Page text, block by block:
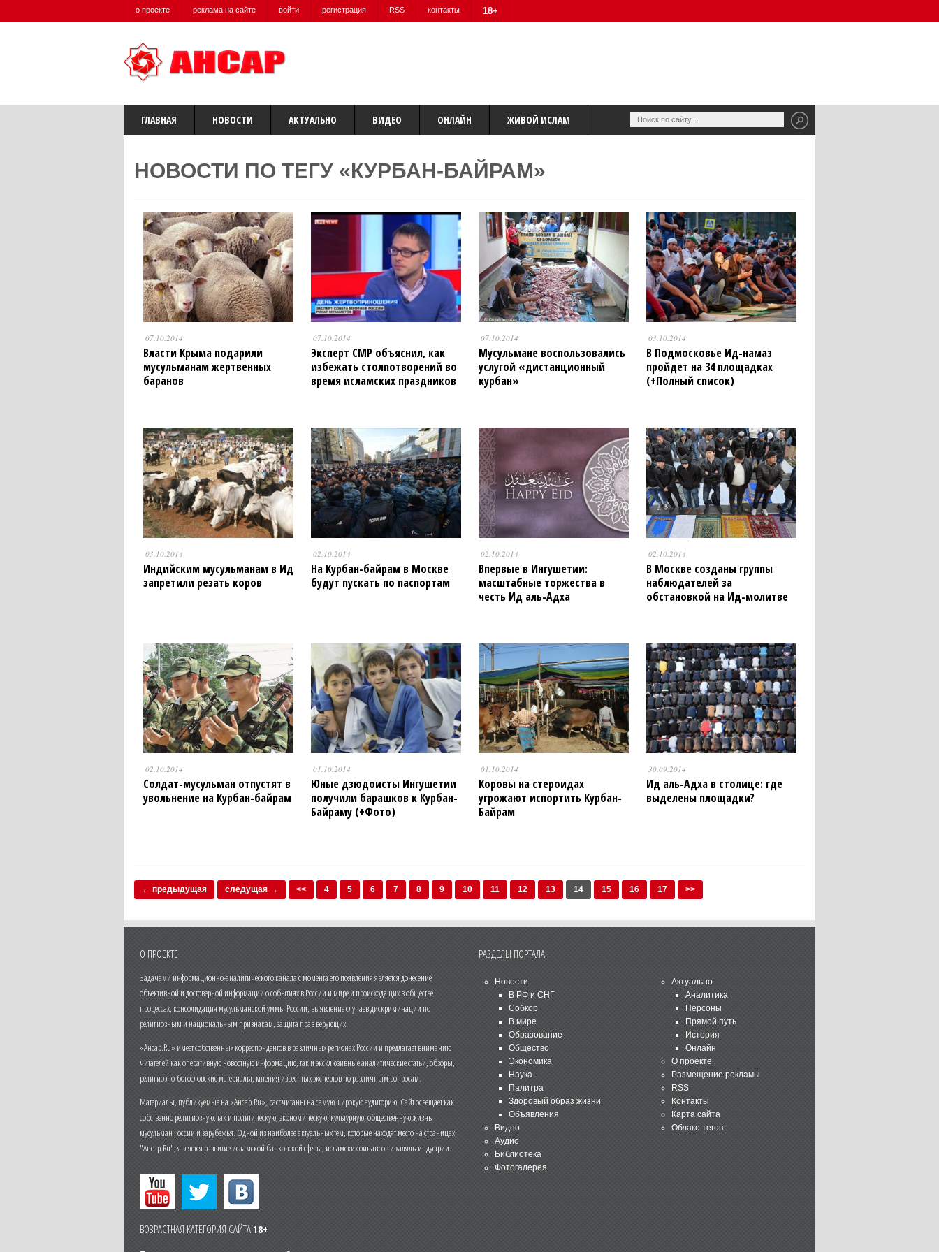
о проекте реклама на сайте войти регистрация RSS контакты 18+
ГЛАВНАЯ НОВОСТИ АКТУАЛЬНО ВИДЕО ОНЛАЙН ЖИВОЙ ИСЛАМ
НОВОСТИ ПО ТЕГУ «КУРБАН-БАЙРАМ»
07.10.2014
Власти Крыма подарили
мусульманам жертвенных
баранов
07.10.2014
Эксперт СМР объяснил, как
избежать столпотворений во
время исламских праздников
07.10.2014
Мусульмане воспользовались
услугой «дистанционный
курбан»
03.10.2014
В Подмосковье Ид-намаз
пройдет на 34 площадках
(+Полный список)
03.10.2014
Индийским мусульманам в Ид
запретили резать коров
02.10.2014
На Курбан-байрам в Москве
будут пускать по паспортам
02.10.2014
Впервые в Ингушетии:
масштабные торжества в
честь Ид аль-Адха
02.10.2014
В Москве созданы группы
наблюдателей за
обстановкой на Ид-молитве
02.10.2014
Солдат-мусульман отпустят в
увольнение на Курбан-байрам
01.10.2014
Юные дзюдоисты Ингушетии
получили барашков к Курбан-
Байраму (+Фото)
01.10.2014
Коровы на стероидах
угрожают испортить Курбан-
Байрам
30.09.2014
Ид аль-Адха в столице: где
выделены площадки?
← предыдущая следущая → << 4 5 6 7 8 9 10 11 12 13 14 15 16 17 >>
О ПРОЕКТЕ
Задачами информационно-аналитического канала с момента его появления является донесение
объективной и достоверной информации о событиях в России и мире и происходящих в обществе
процессах, консолидация мусульманской уммы России, выявление случаев дискриминации по
религиозным и национальным признакам, защита прав верующих.
«Ансар.Ru» имеет собственных корреспондентов в различных регионах России и предлагает вниманию
читателей как оперативную новостную информацию, так и эксклюзивные аналитические статьи, обзоры,
религиозно-богословские материалы, мнения известных экспертов по различным вопросам.
Материалы, публикуемые на «Ансар.Ru», рассчитаны на самую широкую аудиторию. Сайт освещает как
собственно религиозную, так и политическую, экономическую, культурную, общественную жизнь
мусульман России и зарубежья. Одной из наиболее актуальных тем, которые находят место на страницах
"Ансар.Ru", является развитие исламской банковской сферы, исламских финансов и халяль-индустрии.
ВОЗРАСТНАЯ КАТЕГОРИЯ САЙТА18+
РАЗДЕЛЫ ПОРТАЛА
Новости
В РФ и СНГ
Собкор
В мире
Образование
Общество
Экономика
Наука
Палитра
Здоровый образ жизни
Объявления
Видео
Аудио
Библиотека
Фотогалерея
Актуально
Аналитика
Персоны
Прямой путь
История
Онлайн
О проекте
Размещение рекламы
RSS
Контакты
Карта сайта
Облако тегов